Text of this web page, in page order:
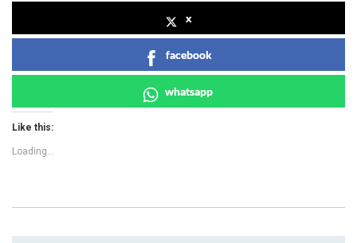
x
facebook
whatsapp
Like this:
Loading...